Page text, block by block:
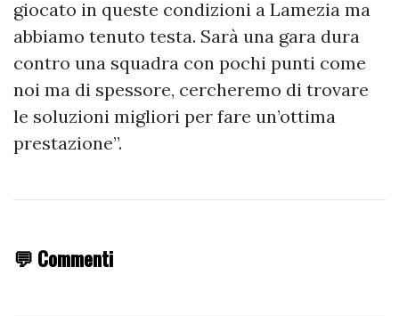
giocato in queste condizioni a Lamezia ma
abbiamo tenuto testa. Sarà una gara dura
contro una squadra con pochi punti come
noi ma di spessore, cercheremo di trovare
le soluzioni migliori per fare un’ottima
prestazione”.
💬 Commenti